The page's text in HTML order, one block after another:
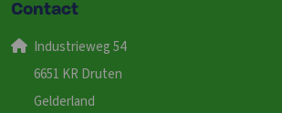
Contact
Industrieweg 54
6651 KR Druten
Gelderland